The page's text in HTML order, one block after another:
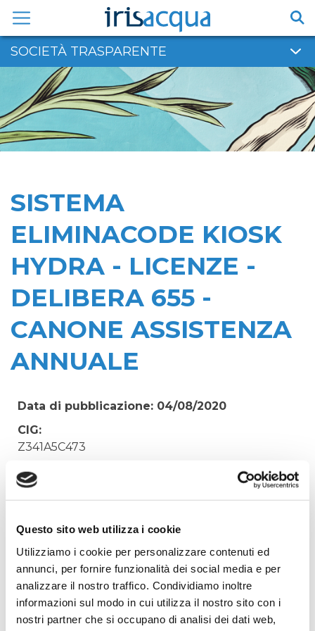
Questo sito web utilizza i cookie
Utilizziamo i cookie per personalizzare contenuti ed
annunci, per fornire funzionalità dei social media e per
analizzare il nostro traffico. Condividiamo inoltre
informazioni sul modo in cui utilizza il nostro sito con i
nostri partner che si occupano di analisi dei dati web,
contenuto
SOCIETÀ TRASPARENTE
SISTEMA
ELIMINACODE KIOSK
HYDRA - LICENZE -
DELIBERA 655 -
CANONE ASSISTENZA
ANNUALE
Data di pubblicazione: 04/08/2020
CIG:
Z341A5C473
Struttura proponente:
'Irisacqua srl P.I./C.F. 01070220312. - Ufficio
Tecnico
Oggetto:
SISTEMA ELIMINACODE KIOSK HYDRA - LICENZE
- DELIBERA 655 - CANONE ASSISTENZA
ANNUALE
Elenco operatori invitati:
Codice Fiscale: